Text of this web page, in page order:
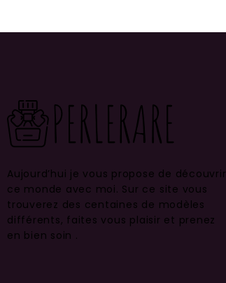
Aujourd’hui je vous propose de découvrir
ce monde avec moi. Sur ce site vous
trouverez des centaines de modèles
différents, faites vous plaisir et prenez
en bien soin .